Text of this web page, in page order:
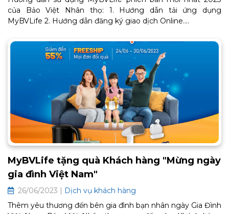
của Bảo Việt Nhân thọ: 1. Hướng dẫn tải ứng dụng
MyBVLife 2. Hướng dẫn đăng ký giao dịch Online....
MyBVLife tặng quà Khách hàng "Mừng ngày
gia đình Việt Nam"
26/06/2023 | Dịch vụ khách hàng
Thêm yêu thương đến bên gia đình bạn nhân ngày Gia Đình